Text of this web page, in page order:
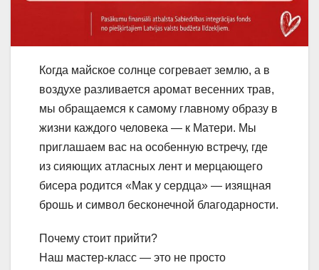
Когда майское солнце согревает землю, а в
воздухе разливается аромат весенних трав,
мы обращаемся к самому главному образу в
жизни каждого человека — к Матери. Мы
приглашаем вас на особенную встречу, где
из сияющих атласных лент и мерцающего
бисера родится «Мак у сердца» — изящная
брошь и символ бесконечной благодарности.
Почему стоит прийти?
Наш мастер-класс — это не просто